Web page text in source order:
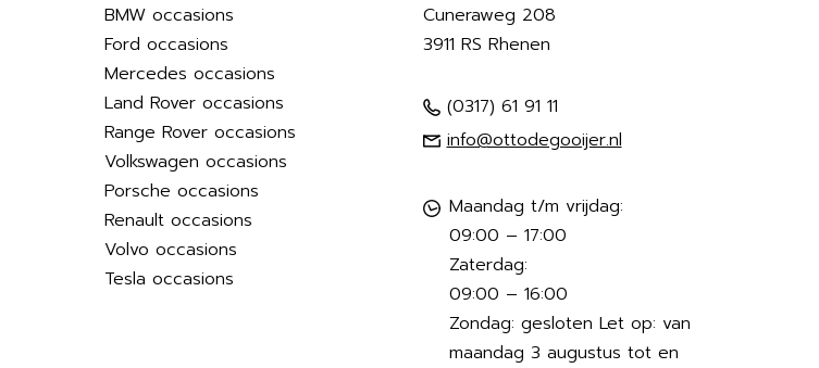
BMW occasions
Ford occasions
Mercedes occasions
Land Rover occasions
Range Rover occasions
Volkswagen occasions
Porsche occasions
Renault occasions
Volvo occasions
Tesla occasions
Cuneraweg 208
3911 RS Rhenen
(0317) 61 91 11
info@ottodegooijer.nl
Maandag t/m vrijdag:
09:00 – 17:00
Zaterdag:
09:00 – 16:00
Zondag: gesloten Let op: van
maandag 3 augustus tot en